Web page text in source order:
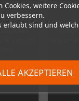
weitere
verbessern.
erlaubt sind und
AKZEPTIEREN